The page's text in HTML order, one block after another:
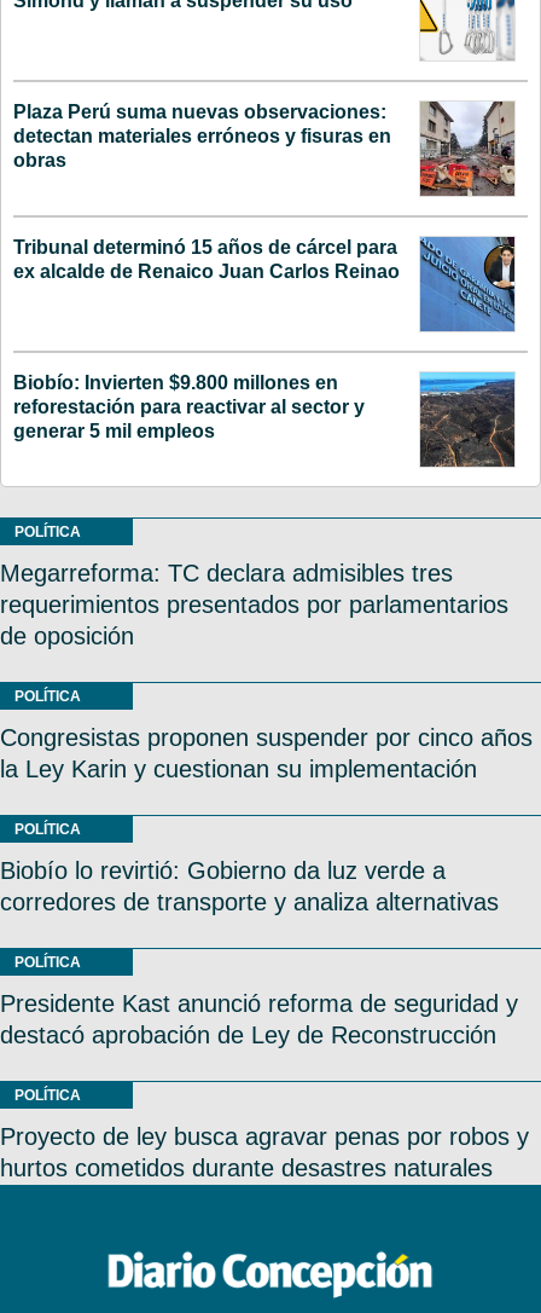
Plaza Perú suma nuevas observaciones:
detectan materiales erróneos y fisuras en
obras
Tribunal determinó 15 años de cárcel para
ex alcalde de Renaico Juan Carlos Reinao
Biobío: Invierten $9.800 millones en
reforestación para reactivar al sector y
generar 5 mil empleos
POLÍTICA
Megarreforma: TC declara admisibles tres
requerimientos presentados por parlamentarios
de oposición
POLÍTICA
Congresistas proponen suspender por cinco años
la Ley Karin y cuestionan su implementación
POLÍTICA
Biobío lo revirtió: Gobierno da luz verde a
corredores de transporte y analiza alternativas
POLÍTICA
Presidente Kast anunció reforma de seguridad y
destacó aprobación de Ley de Reconstrucción
POLÍTICA
Proyecto de ley busca agravar penas por robos y
hurtos cometidos durante desastres naturales